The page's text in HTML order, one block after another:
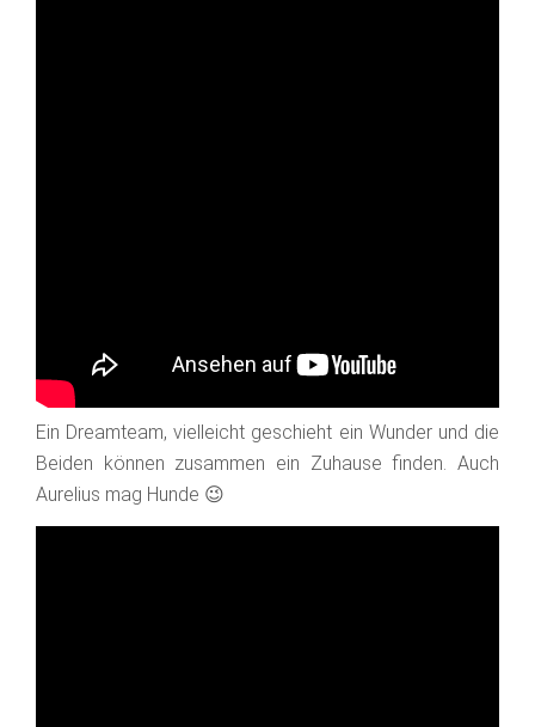
Ein Dreamteam, vielleicht geschieht ein Wunder und die
Beiden können zusammen ein Zuhause finden. Auch
Aurelius mag Hunde 😉